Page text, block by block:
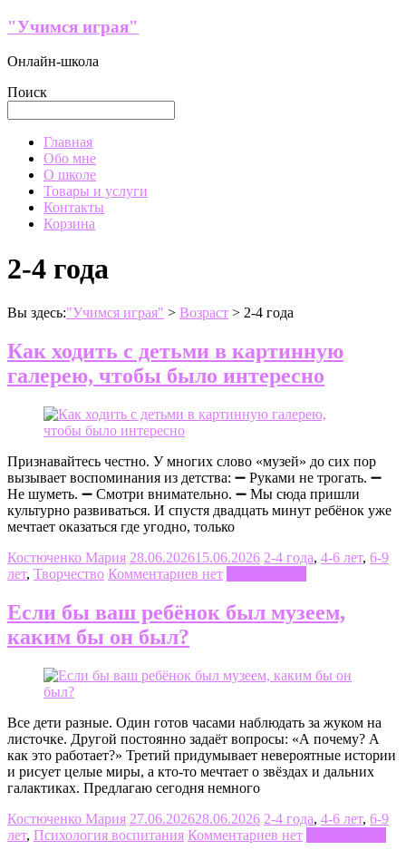
Перейти
содержимому
"Учимся играя"
Онлайн-школа
Поиск
МенюГлавная
Обо мне
О школе
Товары и услуги
Контакты
Корзина
2-4 года
Вы здесь:"Учимся играя" > Возраст > 2-4 года
Как ходить с детьми в картинную
галерею, чтобы было интересно
Признавайтесь честно. У многих слово «музей» до сих пор
вызывает воспоминания из детства: ➖ Руками не трогать. ➖
Не шуметь. ➖ Смотри внимательно. ➖ Мы сюда пришли
культурно развиваться. И спустя двадцать минут ребёнок уже
мечтает оказаться где угодно, только
Костюченко Мария 28.06.202615.06.2026 2-4 года, 4-6 лет, 6-9
лет, Творчество Комментариев нет
Если бы ваш ребёнок был музеем,
каким бы он был?
Все дети разные. Один готов часами наблюдать за жуком на
листочке. Другой постоянно задаёт вопросы: «А почему? А
как это работает?» Третий придумывает невероятные истории
и рисует целые миры, а кто-то мечтает о звёздах и дальних
галактиках. Предлагаю сегодня немного
Костюченко Мария 27.06.202628.06.2026 2-4 года, 4-6 лет, 6-9
лет, Психология воспитания Комментариев нет